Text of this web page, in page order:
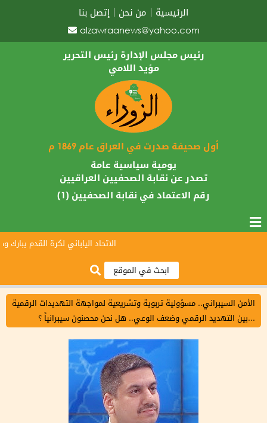
الرئيسية من نحن
إتصل بنا
alzawraanews@yahoo.com
رئيس مجلس الإدارة رئيس التحرير
مؤيد اللامي
أول صحيفة صدرت في العراق عام 1869 م
يومية سياسية عامة
تصدر عن نقابة الصحفيين العراقيين
رقم الاعتماد في نقابة الصحفيين (1)
الاتحاد الياباني لكرة القدم يبارك وصول أسود
الأمن السيبراني.. مسؤولية تربوية وتشريعية لمواجهة التهديدات الرقمية
...بين التهديد الرقمي وضعف الوعي.. هل نحن محصنون سيبرانياً ؟